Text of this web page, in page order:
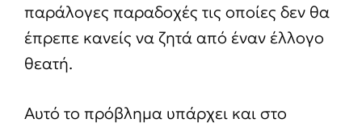
παράλογες παραδοχές τις οποίες δεν θα
έπρεπε κανείς να ζητά από έναν έλλογο
θεατή.
Αυτό το πρόβλημα υπάρχει και στο